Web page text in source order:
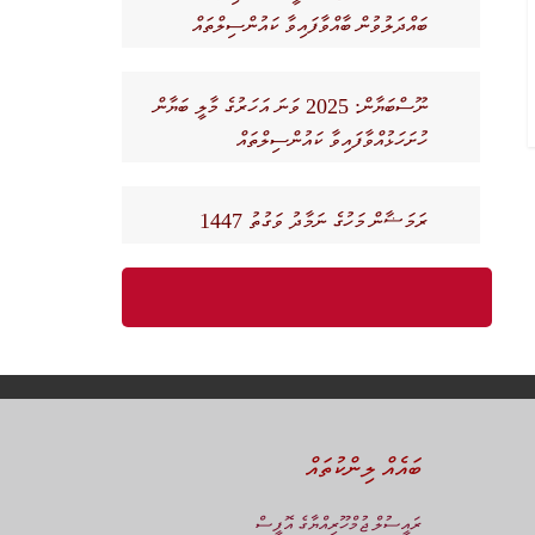
ބައްދަލުވުން ބާއްވާފައިވާ ކައުންސިލްތައް
ނޫސްބަޔާން: 2025 ވަނަ އަހަރުގެ މާލީ ބަޔާން
ހުށަހަޅުއްވާފައިވާ ކައުންސިލްތައް
ރަމަޟާން މަހުގެ ނަމާދު ވަގުތު 1447
ބައެއް ލިންކުތައް
ރައީސުލް ޖުމްހޫރިއްޔާގެ އޮފީސް